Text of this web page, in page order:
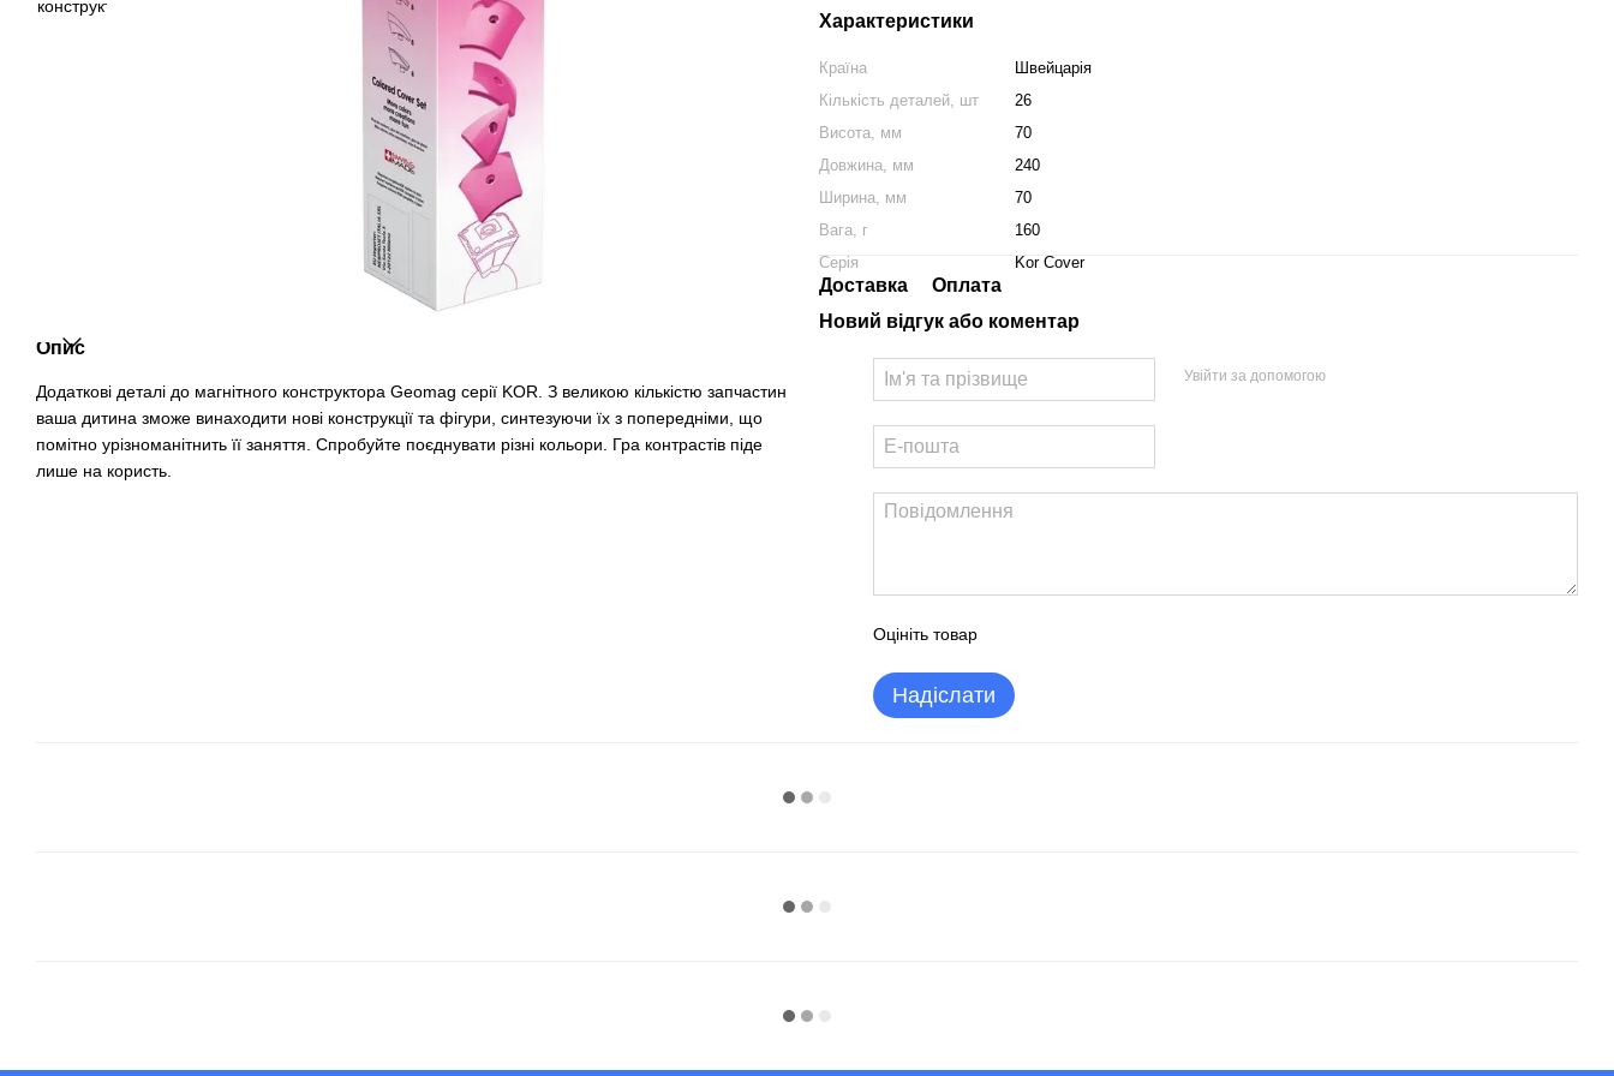
Опис
Додаткові деталі до магнітного конструктора Geomag серії KOR. З великою кількістю запчастин
ваша дитина зможе винаходити нові конструкції та фігури, синтезуючи їх з попередніми, що
помітно урізноманітнить її заняття. Спробуйте поєднувати різні кольори. Гра контрастів піде
лише на користь.
Характеристики
Країна
Швейцарія
Кількість деталей, шт
26
Висота, мм
70
Довжина, мм
240
Ширина, мм
70
Вага, г
160
Серія
Kor Cover
Доставка
Оплата
Новий відгук або коментар
Увійти за допомогою
Оцініть товар
Надіслати